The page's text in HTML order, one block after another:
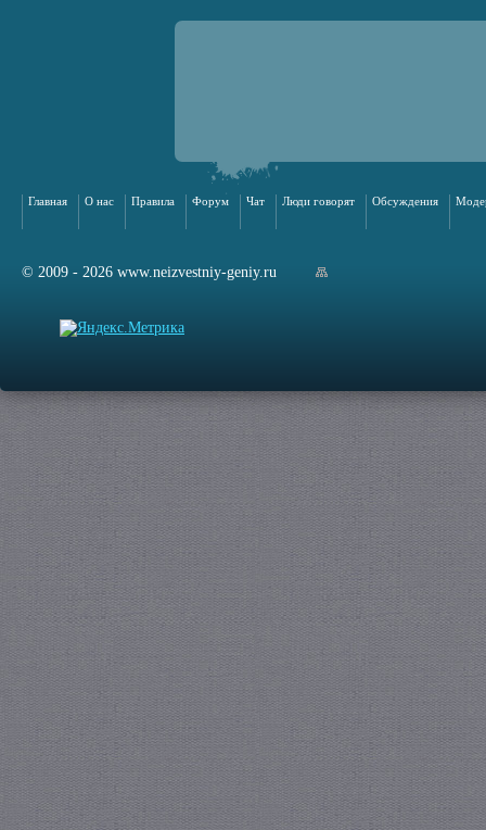
Главная О нас Правила Форум Чат Люди говорят Обсуждения
© 2009 - 2026 www.neizvestniy-geniy.ru
сайта